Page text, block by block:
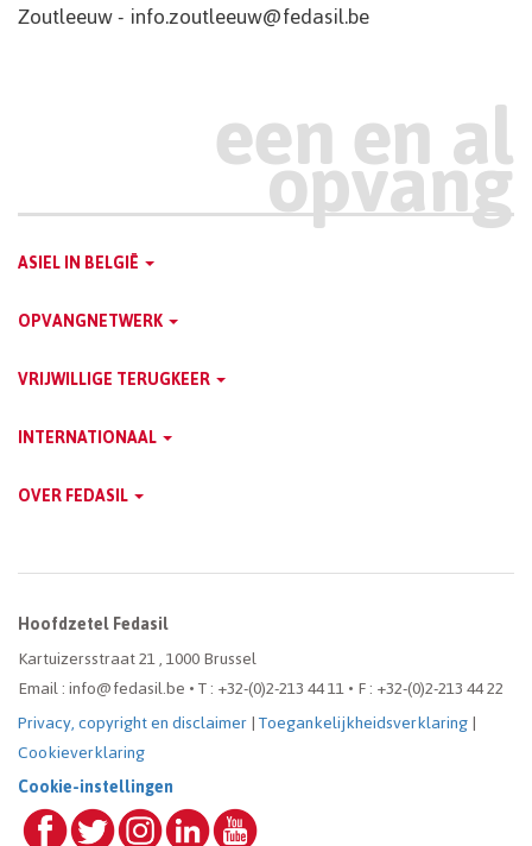
Zoutleeuw - info.zoutleeuw@fedasil.be
Main
Dutch
Menu
ASIEL IN BELGIË
OPVANGNETWERK
VRIJWILLIGE TERUGKEER
INTERNATIONAAL
OVER FEDASIL
Hoofdzetel Fedasil
Kartuizersstraat 21 , 1000 Brussel
Email : info@fedasil.be • T : +32-(0)2-213 44 11 • F : +32-(0)2-213 44 22
Privacy, copyright en disclaimer|Toegankelijkheidsverklaring|
Cookieverklaring
Cookie-instellingen